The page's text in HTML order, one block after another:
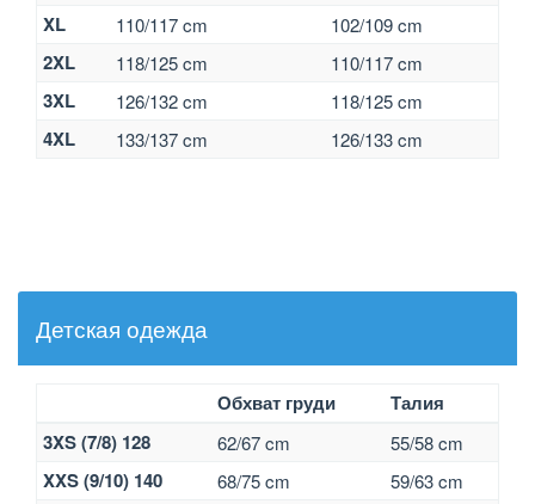
XL 110/117 cm 102/109 cm
2XL 118/125 cm 110/117 cm
3XL 126/132 cm 118/125 cm
4XL 133/137 cm 126/133 cm
Детская одежда
Обхват груди
Талия
3XS (7/8) 128
62/67 cm 55/58 cm
XXS (9/10) 140 68/75 cm 59/63 cm